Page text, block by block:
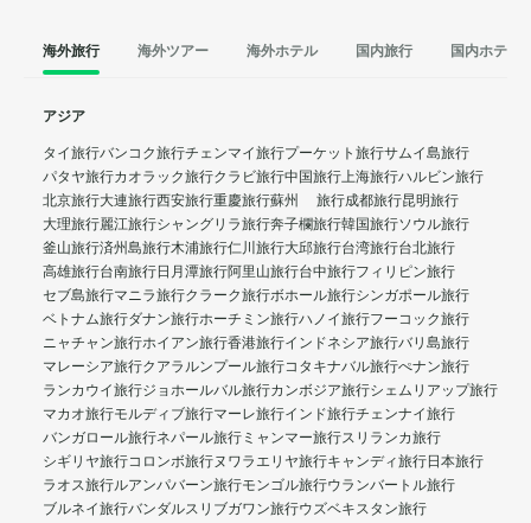
海外旅行 海外ツアー 海外ホテル 国内旅行 国内ホテル
アジア
タイ旅行バンコク旅行チェンマイ旅行プーケット旅行サムイ島旅行
パタヤ旅行カオラック旅行クラビ旅行中国旅行上海旅行ハルビン旅行
北京旅行大連旅行西安旅行重慶旅行蘇州 旅行成都旅行昆明旅行
大理旅行麗江旅行シャングリラ旅行奔子欄旅行韓国旅行ソウル旅行
釜山旅行済州島旅行木浦旅行仁川旅行大邱旅行台湾旅行台北旅行
高雄旅行台南旅行日月潭旅行阿里山旅行台中旅行フィリピン旅行
セブ島旅行マニラ旅行クラーク旅行ボホール旅行シンガポール旅行
ベトナム旅行ダナン旅行ホーチミン旅行ハノイ旅行フーコック旅行
ニャチャン旅行ホイアン旅行香港旅行インドネシア旅行バリ島旅行
マレーシア旅行クアラルンプール旅行コタキナバル旅行ぺナン旅行
ランカウイ旅行ジョホールバル旅行カンボジア旅行シェムリアップ旅行
マカオ旅行モルディブ旅行マーレ旅行インド旅行チェンナイ旅行
バンガロール旅行ネパール旅行 ミャンマー旅行スリランカ旅行
シギリヤ旅行コロンボ旅行ヌワラエリヤ旅行キャンディ旅行日本旅行
ラオス旅行ルアンパバーン旅行モンゴル旅行ウランバートル旅行
ブルネイ旅行バンダルスリブガワン旅行ウズベキスタン旅行